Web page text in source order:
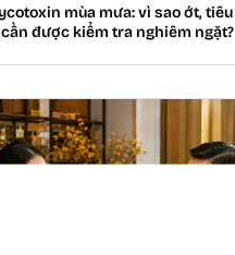
mùa mưa: vì sao ớt,
được kiểm tra nghiêm ngặt?